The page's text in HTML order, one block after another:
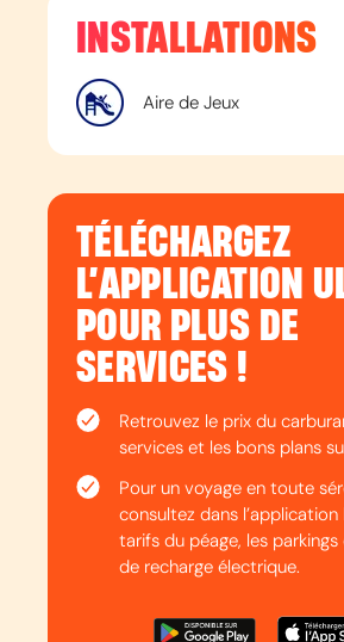
INSTALLATIONS
Aire de Jeux
TÉLÉCHARGEZ
L’APPLICATION
POUR PLUS DE
SERVICES !
Retrouvez le prix du
services et les bons plans
Pour un voyage en toute
consultez dans l’application
tarifs du péage, les
de recharge électrique.